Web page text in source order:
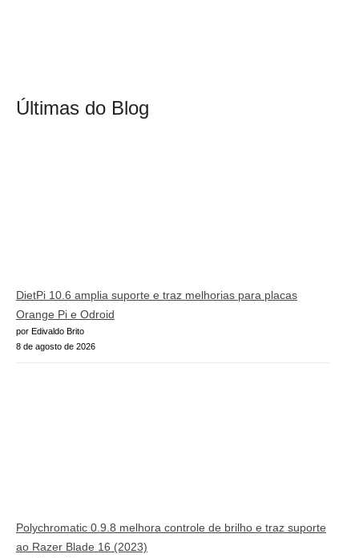
Últimas do Blog
DietPi 10.6 amplia suporte e traz melhorias para placas
Orange Pi e Odroid
por Edivaldo Brito
8 de agosto de 2026
Polychromatic 0.9.8 melhora controle de brilho e traz suporte
ao Razer Blade 16 (2023)